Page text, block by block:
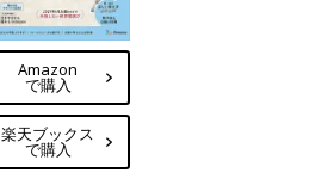
Amazon
で購入
楽天ブックス
で購入